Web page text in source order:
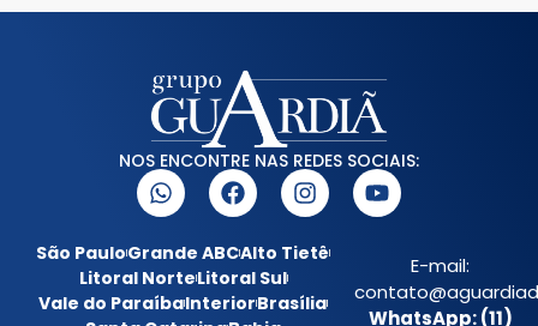
NOS ENCONTRE NAS REDES SOCIAIS:
São PauloGrande ABCAlto Tietê
Litoral NorteLitoral Sul
Vale do ParaíbaInteriorBrasília
E-mail:
WhatsApp: (11)